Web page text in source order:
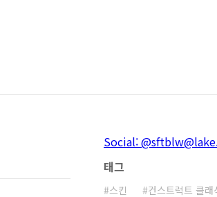
Social:
태그
스킨 컨스트럭트 클래